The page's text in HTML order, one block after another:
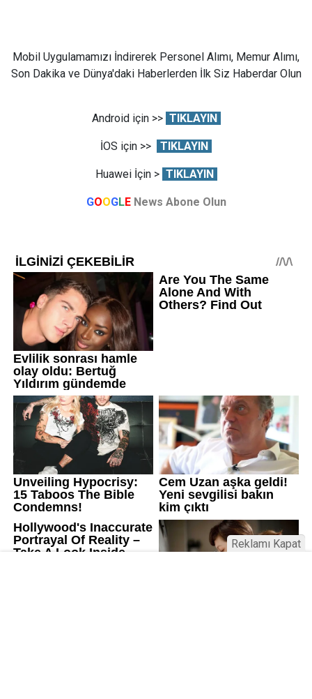
Mobil Uygulamamızı İndirerek Personel Alımı, Memur Alımı,
Son Dakika ve Dünya'daki Haberlerden İlk Siz Haberdar Olun
Android için >> TIKLAYIN
İOS için >> TIKLAYIN
Huawei İçin > TIKLAYIN
GOOGLE News Abone Olun
Reklamı Kapat